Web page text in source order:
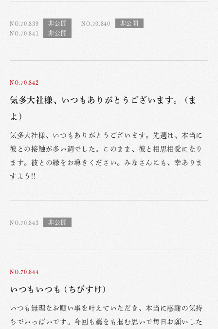
NO.70,839
NO.70,840
NO.70,841
NO.70,842
気多大社様、いつもありがとうございます。 (ま
よ)
気多大社様、いつもありがとうございます。先週は、本当に
彼との接触が多い週でした。このまま、彼と相思相愛になり
ます。彼との縁をお導きください。みなさんにも、幸ありま
すよう!!
NO.70,843
NO.70,844
いつもいつも (ちびすけ)
いつも無理なお願い事を叶えていただき、本当に感謝の気持
ちでいっぱいです。今回も藁をも掴む思いで毎日お願いした